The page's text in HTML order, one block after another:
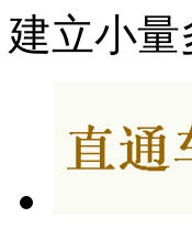
建立小